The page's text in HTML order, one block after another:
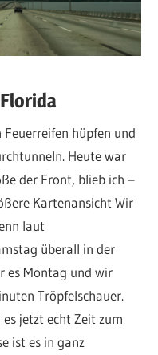
hüpfen und
Heute war
der Front, blieb ich –
Kartenansicht Wir
laut
überall in der
es Montag und wir
Tröpfelschauer.
jetzt echt Zeit zum
ist es in ganz